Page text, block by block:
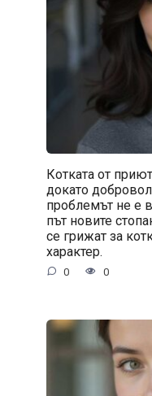
Котката от
докато
проблемът не е
път новите
се грижат за
характер.
0 0